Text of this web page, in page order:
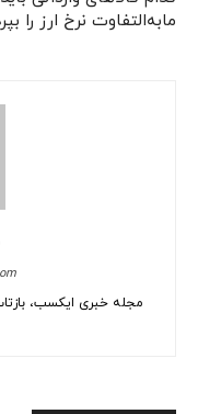
مابه‌التفاوت نرخ ارز را
مجله خبری ایکسب،